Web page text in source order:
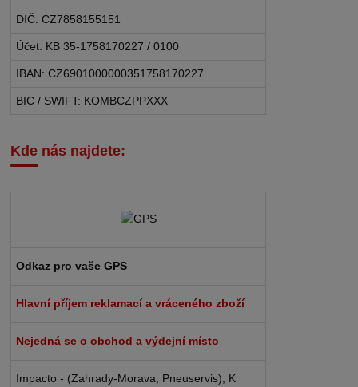
DIČ: CZ7858155151
Účet: KB 35-1758170227 / 0100
IBAN: CZ6901000000351758170227
BIC / SWIFT: KOMBCZPPXXX
Kde nás najdete:
Odkaz pro vaše GPS
Hlavní příjem reklamací a vráceného zboží
Nejedná se o obchod a výdejní místo
Impacto - (Zahrady-Morava, Pneuservis), K